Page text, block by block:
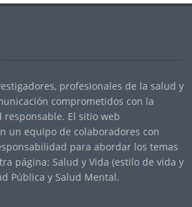
profesionales de la salud y
comprometidos con la
El sitio web
un equipo de colaboradores con
para abordar los temas
página: Salud y Vida (estilo de vida y
Pública y Salud Mental.